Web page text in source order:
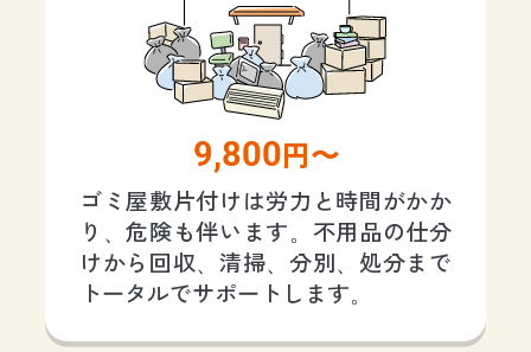
9,800 円〜
ゴミ屋敷片付けは労力と時間がかか
り、危険も伴います。不用品の仕分
けから回収、清掃、分別、処分まで
トータルでサポートします。